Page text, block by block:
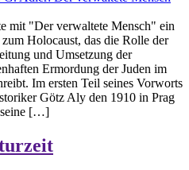
mit "Der verwaltete Mensch" ein
Holocaust, das die Rolle der
und Umsetzung der
Ermordung der Juden im
Im ersten Teil seines Vorworts
Götz Aly den 1910 in Prag
seine […]